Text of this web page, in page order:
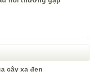
cây xạ đen